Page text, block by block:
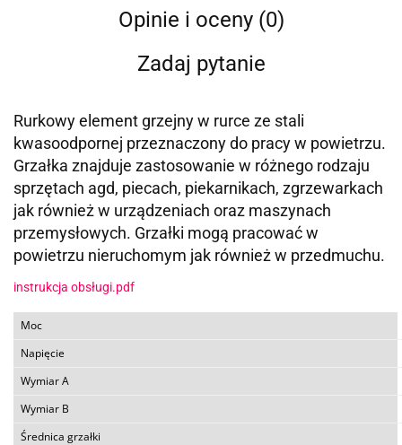
Opinie i oceny (0)
Zadaj pytanie
Rurkowy element grzejny w rurce ze stali
kwasoodpornej przeznaczony do pracy w powietrzu.
Grzałka znajduje zastosowanie w różnego rodzaju
sprzętach agd, piecach, piekarnikach, zgrzewarkach
jak również w urządzeniach oraz maszynach
przemysłowych. Grzałki mogą pracować w
powietrzu nieruchomym jak również w przedmuchu.
instrukcja obsługi.pdf
Moc
Napięcie
Wymiar A
Wymiar B
Średnica grzałki